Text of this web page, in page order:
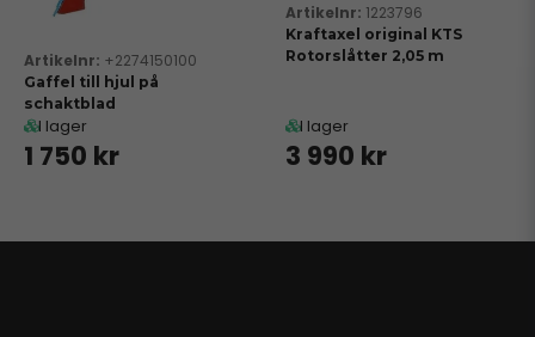
+2274150100
Gaffel till hjul på
schaktblad
I lager
1 750 kr
1223796
Kraftaxel original KTS
Rotorslåtter 2,05 m
I lager
3 990 kr